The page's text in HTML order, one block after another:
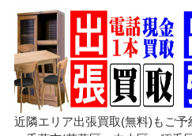
近隣エリア出張買取(無料)もご予